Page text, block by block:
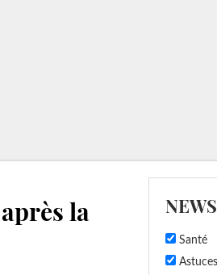
la
Santé